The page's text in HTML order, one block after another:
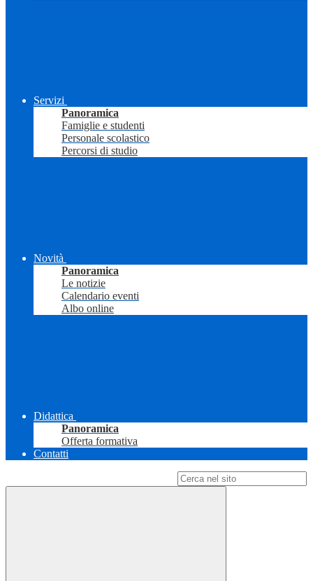
Servizi
Panoramica
Famiglie e studenti
Personale scolastico
Percorsi di studio
Novità
Panoramica
Le notizie
Calendario eventi
Albo online
Didattica
Panoramica
Offerta formativa
Contatti